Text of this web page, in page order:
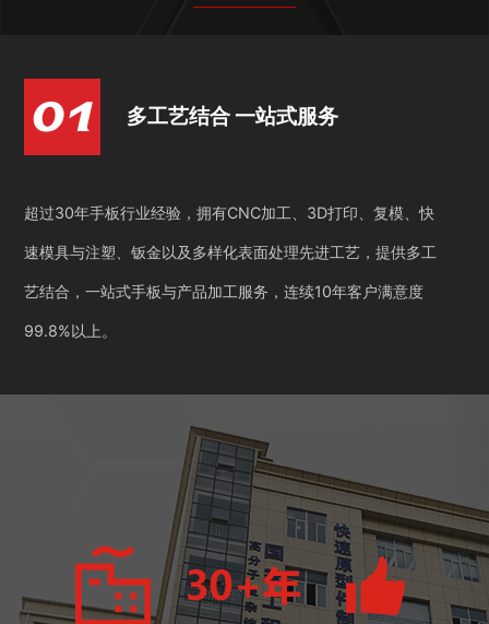
多工艺结合 一站式服务
超过30年手板行业经验，拥有CNC加工、3D打印、复模、快
速模具与注塑、钣金以及多样化表面处理先进工艺，提供多工
艺结合，一站式手板与产品加工服务，连续10年客户满意度
99.8%以上。